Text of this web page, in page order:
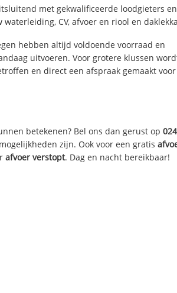
met gekwalificeerde loodgieters
CV, afvoer en riool en
hebben altijd voldoende voorraad en
uitvoeren. Voor grotere klussen
en direct een afspraak gemaakt
betekenen? Bel ons dan gerust op
zijn. Ook voor een gratis
afvoer verstopt. Dag en nacht bereikbaar!